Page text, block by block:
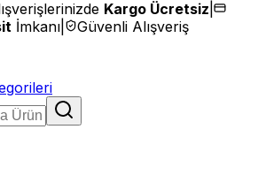
Kargo Ücretsiz
İmkanı Güvenli Alışveriş